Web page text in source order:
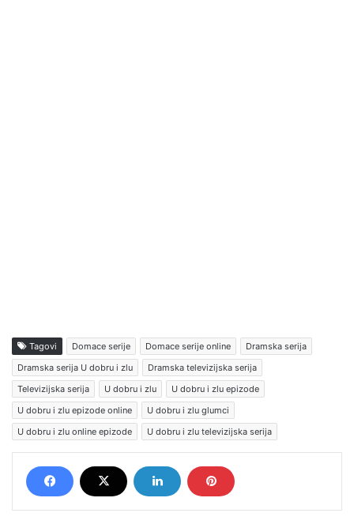
Tagovi Domace serije Domace serije online
Dramska serija
Dramska serija U dobru i zlu
Dramska televizijska serija
Televizijska serija
U dobru i zlu
U dobru i zlu epizode
U dobru i zlu epizode online
U dobru i zlu glumci
U dobru i zlu online epizode
U dobru i zlu televizijska serija